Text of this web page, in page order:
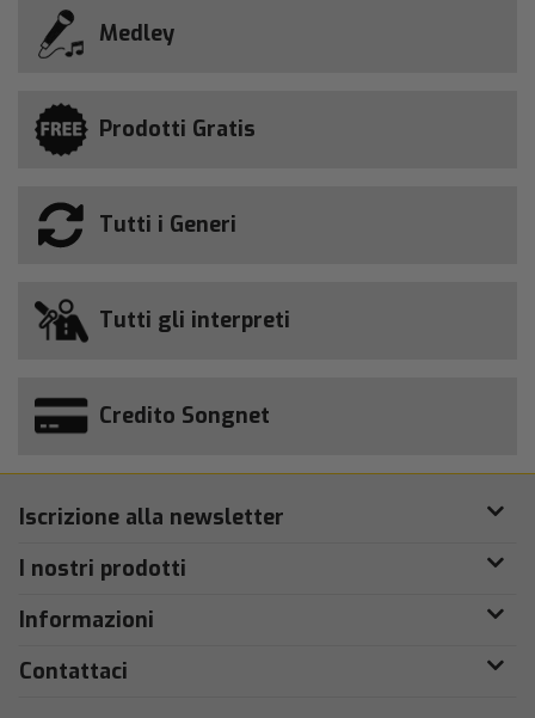
Medley
Prodotti Gratis
Tutti i Generi
Tutti gli interpreti
Credito Songnet
Iscrizione alla newsletter
I nostri prodotti
Informazioni
Contattaci